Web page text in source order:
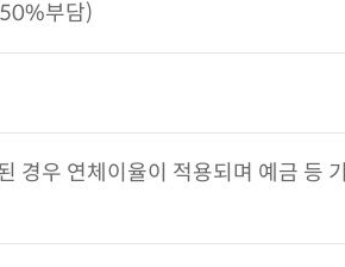
부담)
경우 연체이율이 적용되며 예금 등